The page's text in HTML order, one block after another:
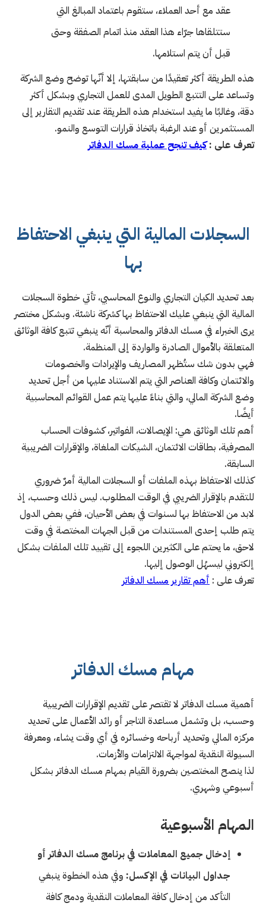
عقد مع أحد العملاء، ستقوم باعتماد المبالغ التي
ستتلقاها جرّاء هذا العقد منذ اتمام الصفقة وحتى
قبل أن يتم استلامها.
هذه الطريقة أكثر تعقيدًا من سابقتها، إلا أنّها توضح وضع الشركة
وتساعد على التتبع الطويل المدى للعمل التجاري وبشكل أكثر
دقة، وغالبًا ما يفيد استخدام هذه الطريقة عند تقديم التقارير إلى
المستثمرين أو عند الرغبة باتخاذ قرارات التوسع والنمو.
تعرف على :كيف تنجح عملية مسك الدفاتر
السجلات المالية التي ينبغي الاحتفاظ
بها
بعد تحديد الكيان التجاري والنوع المحاسبي، تأتي خطوة السجلات
المالية التي ينبغي عليك الاحتفاظ بها كشركة ناشئة. وبشكل مختصر
يرى الخبراء في مسك الدفاتر والمحاسبة أنّه ينبغي تتبع كافة الوثائق
المتعلقة بالأموال الصادرة والواردة إلى المنظمة.
فهي بدون شك ستُظهر المصاريف والإيرادات والخصومات
والائتمان وكافة العناصر التي يتم الاستناد عليها من أجل تحديد
وضع الشركة المالي، والتي بناءً عليها يتم عمل القوائم المحاسبية
أيضًا.
أهم تلك الوثائق هي: الإيصالات، الفواتير، كشوفات الحساب
المصرفية، بطاقات الائتمان، الشيكات الملغاة، والإقرارات الضريبية
السابقة.
كذلك الاحتفاظ بهذه الملفات أو السجلات المالية أمرٌ ضروري
للتقدم بالإقرار الضريبي في الوقت المطلوب. ليس ذلك وحسب، إذ
لابد من الاحتفاظ بها لسنوات في بعض الأحيان، ففي بعض الدول
يتم طلب إحدى المستندات من قبل الجهات المختصة في وقت
لاحق، ما يحتم على الكثيرين اللجوء إلى تقييد تلك الملفات بشكل
إلكتروني ليسهُل الوصول إليها.
تعرف على : أهم تقارير مسك الدفاتر
مهام مسك الدفاتر
أهمية مسك الدفاتر لا تقتصر على تقديم الإقرارات الضريبية
وحسب، بل وتشمل مساعدة التاجر أو رائد الأعمال على تحديد
مركزه المالي وتحديد أرباحه وخسائره في أي وقت يشاء، ومعرفة
السيولة النقدية لمواجهة الالتزامات والأزمات.
لذا ينصح المختصين بضرورة القيام بمهام مسك الدفاتر بشكل
أسبوعي وشهري.
المهام الأسبوعية
إدخال جميع المعاملات في برنامج مسك الدفاتر أو
جداول البيانات في الإكسل: وفي هذه الخطوة ينبغي
التأكد من إدخال كافة المعاملات النقدية ودمج كافة